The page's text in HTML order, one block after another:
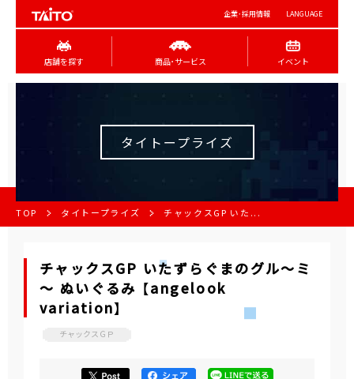
企業･採用情報 LANGUAGE
店舗を探す 商品･サービス イベント
タイトープライズ
TOP タイトープライズ チャックスGP いた...
チャックスGP いたずらぐまのグル～ミ
～ ぬいぐるみ 【angelook
variation】
チャックスＧＰ